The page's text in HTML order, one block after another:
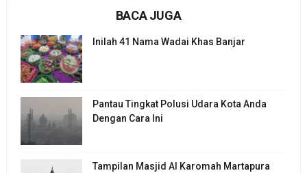
BACA JUGA
Inilah 41 Nama Wadai Khas Banjar
Pantau Tingkat Polusi Udara Kota Anda
Dengan Cara Ini
Tampilan Masjid Al Karomah Martapura